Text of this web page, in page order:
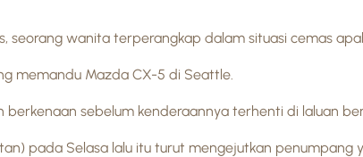
seorang wanita terperangkap dalam situasi cemas
memandu Mazda CX-5 di Seattle.
sebelum kenderaannya terhenti di laluan
pada Selasa lalu itu turut mengejutkan penumpang